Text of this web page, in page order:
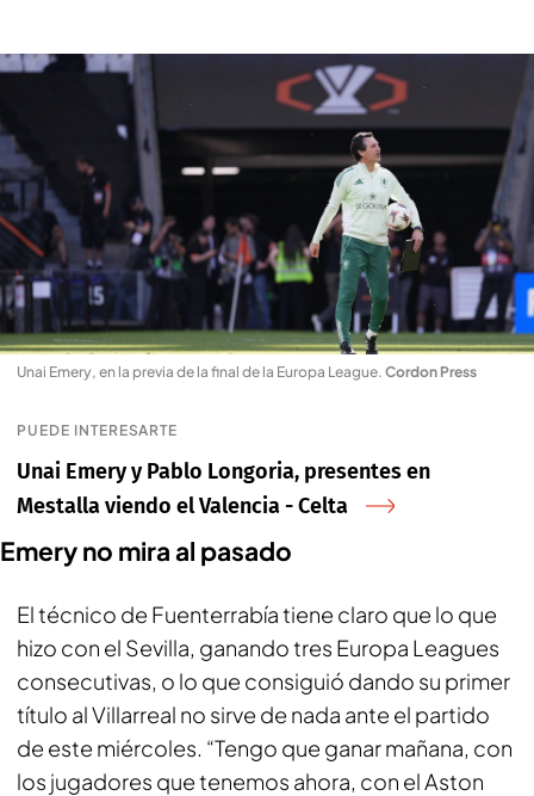
Unai Emery, en la previa de la final de la Europa League. Cordon Press
PUEDE INTERESARTE
Unai Emery y Pablo Longoria, presentes en
Mestalla viendo el Valencia - Celta
Emery no mira al pasado
El técnico de Fuenterrabía tiene claro que lo que
hizo con el Sevilla, ganando tres Europa Leagues
consecutivas, o lo que consiguió dando su primer
título al Villarreal no sirve de nada ante el partido
de este miércoles. “Tengo que ganar mañana, con
los jugadores que tenemos ahora, con el Aston